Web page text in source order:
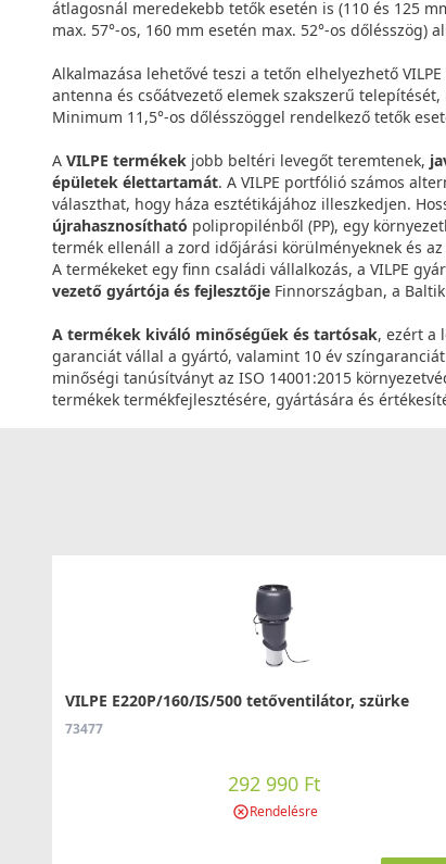
átlagosnál meredekebb tetők esetén is (110 és 125
max. 57°-os, 160 mm esetén max. 52°-os dőlésszög)
Alkalmazása lehetővé teszi a tetőn elhelyezhető
antenna és csőátvezető elemek szakszerű
Minimum 11,5°-os dőlésszöggel rendelkező tetők
A VILPE termékek jobb beltéri levegőt teremtenek,
épületek élettartamát. A VILPE portfólió számos
választhat, hogy háza esztétikájához illeszkedjen.
újrahasznosítható polipropilénből (PP), egy
termék ellenáll a zord időjárási körülményeknek és
A termékeket egy finn családi vállalkozás, a VILPE
vezető gyártója és fejlesztője Finnországban, a
A termékek kiváló minőségűek és tartósak, ezért a
garanciát vállal a gyártó, valamint 10 év
minőségi tanúsítványt az ISO 14001:2015
termékek termékfejlesztésére, gyártására és
VILPE E220P/160/IS/500 tetőventilátor, szürke
73477
292 990 Ft
Rendelésre